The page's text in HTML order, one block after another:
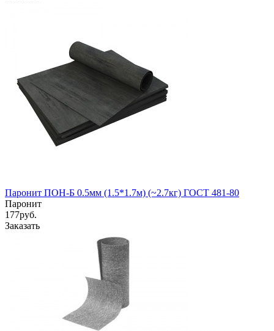
Паронит ПОН-Б 0.5мм (1.5*1.7м) (~2.7кг) ГОСТ 481-80
Паронит
177руб.
Заказать